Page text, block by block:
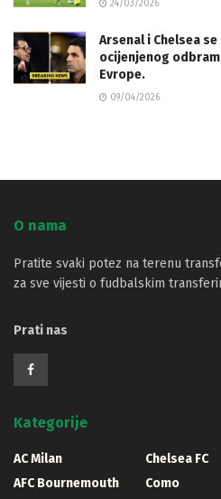
24/03/2026
Arsenal i Chelsea
ocijenjenog
Evrope.
09/04/2026
O nama
Pratite svaki potez na terenu
za sve vijesti o fudbalskim
Prati nas
Kategorije
AC Milan
AFC Bournemouth
Chelsea FC
Como